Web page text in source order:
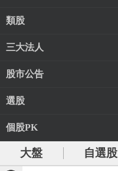
類股
三大法人
股市公告
選股
個股PK
大盤 自選股